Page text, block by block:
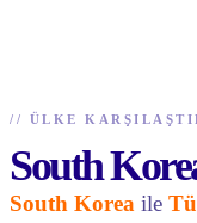
// ÜLKE
South
South Korea ile